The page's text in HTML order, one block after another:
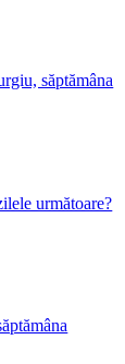
săptămâna
următoare?